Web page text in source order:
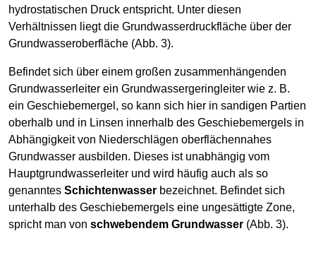
hydrostatischen Druck entspricht. Unter diesen
Verhältnissen liegt die Grundwasserdruckfläche über der
Grundwasseroberfläche (Abb. 3).
Befindet sich über einem großen zusammenhängenden
Grundwasserleiter ein Grundwassergeringleiter wie z. B.
ein Geschiebemergel, so kann sich hier in sandigen Partien
oberhalb und in Linsen innerhalb des Geschiebemergels in
Abhängigkeit von Niederschlägen oberflächennahes
Grundwasser ausbilden. Dieses ist unabhängig vom
Hauptgrundwasserleiter und wird häufig auch als so
genanntes Schichtenwasser bezeichnet. Befindet sich
unterhalb des Geschiebemergels eine ungesättigte Zone,
spricht man von schwebendem Grundwasser (Abb. 3).